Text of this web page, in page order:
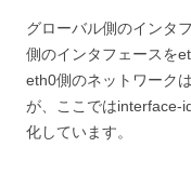
グローバル側のインタ
側のインタフェースを
eth0側のネットワーク
が、ここではinterface-
化しています。